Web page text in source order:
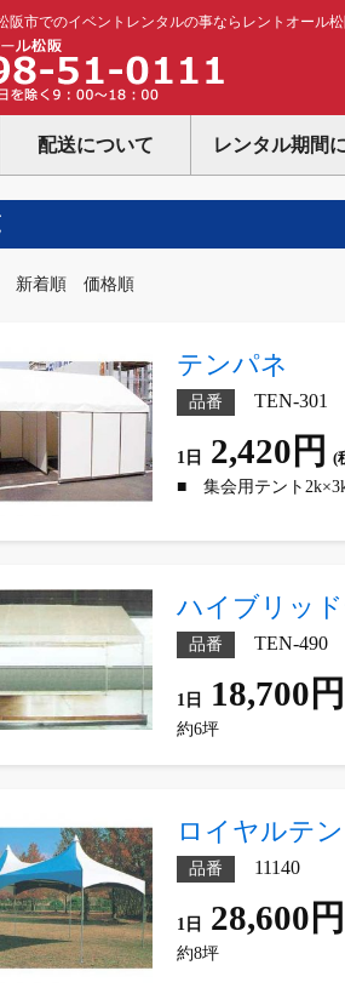
阪市でのイベントレンタルの事ならレントオール松
配送について レンタル期間
新着順 価格順
テンパネ
品番 TEN-301
1日 2,420円 (
■ 集会用テント2k×3k
ハイブリッ
品番 TEN-490
1日 18,700円
約6坪
ロイヤルテ
品番 11140
1日 28,600円
約8坪